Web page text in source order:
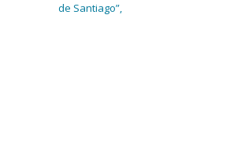
de Santiago”,